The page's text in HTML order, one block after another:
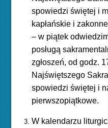
spowiedzi świętej i
kapłańskie i
– w piątek
posługą
zgłoszeń, od godz.
Najświętszego
spowiedzi świętej i
pierwszopiątkowe.
W kalendarzu